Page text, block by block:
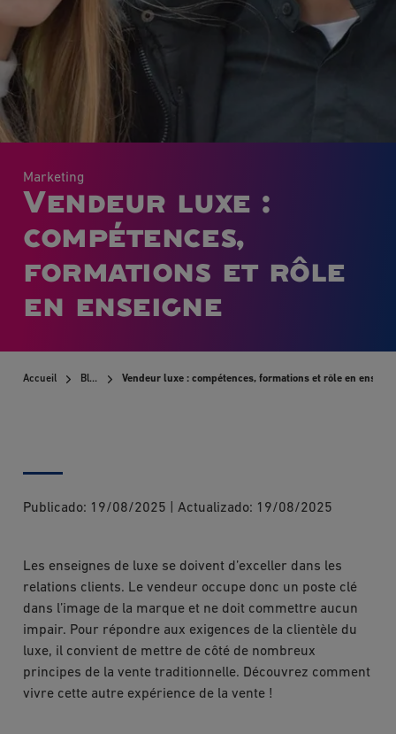
Marketing
Vendeur luxe :
compétences,
formations et rôle
en enseigne
Accueil Blog Vendeur luxe : compétences, formations et rôle en
Publicado: 19/08/2025 Actualizado: 19/08/2025
Les enseignes de luxe se doivent d’exceller dans les
relations clients. Le vendeur occupe donc un poste clé
dans l’image de la marque et ne doit commettre aucun
impair. Pour répondre aux exigences de la clientèle du
luxe, il convient de mettre de côté de nombreux
principes de la vente traditionnelle. Découvrez comment
vivre cette autre expérience de la vente !